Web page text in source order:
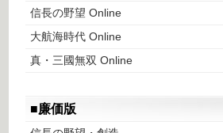
信長の野望 Online
大航海時代 Online
真・三國無双 Online
■廉価版